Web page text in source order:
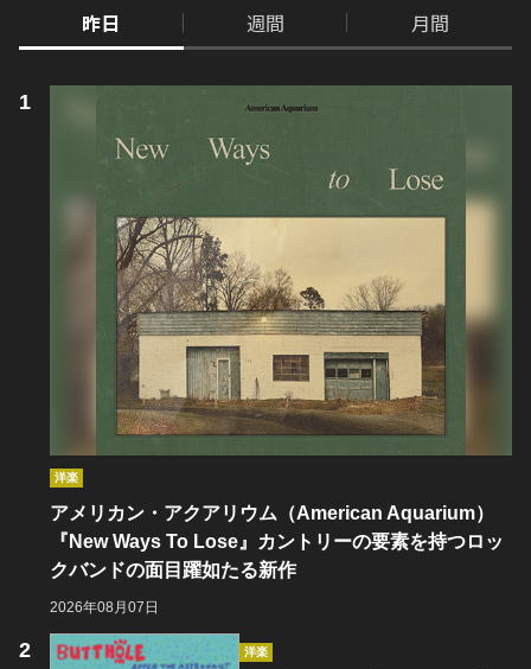
昨日 週間 月間
洋楽
アメリカン・アクアリウム（American Aquarium）
『New Ways To Lose』カントリーの要素を持つロッ
クバンドの面目躍如たる新作
2026年08月07日
洋楽